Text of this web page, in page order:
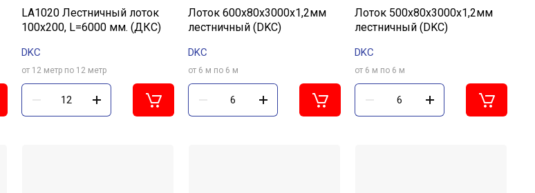
LA1020 Лестничный лоток
100х200, L=6000 мм. (ДКС)
DKC
от 12 метр по 12 метр
Лоток 600х80х3000х1,2мм
лестничный (DKC)
DKC
от 6 м по 6 м
Лоток 500х80х3000х1,2мм
лестничный (DKC)
DKC
от 6 м по 6 м